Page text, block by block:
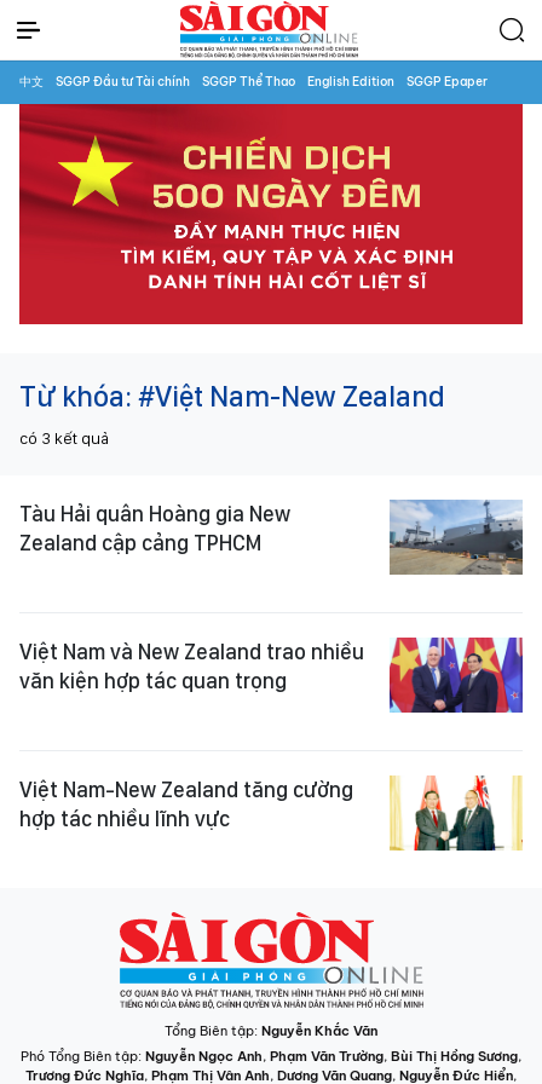
中文 SGGP Đầu tư Tài chính SGGP Thể Thao English Edition SGGP Epaper
Từ khóa: #Việt Nam-New Zealand
có 3 kết quả
Tàu Hải quân Hoàng gia New
Zealand cập cảng TPHCM
Việt Nam và New Zealand trao nhiều
văn kiện hợp tác quan trọng
Việt Nam-New Zealand tăng cường
hợp tác nhiều lĩnh vực
Tổng Biên tập: Nguyễn Khắc Văn
Phó Tổng Biên tập: Nguyễn Ngọc Anh, Phạm Văn Trường, Bùi Thị Hồng Sương,
Trương Đức Nghĩa, Phạm Thị Vân Anh, Dương Văn Quang, Nguyễn Đức Hiển,